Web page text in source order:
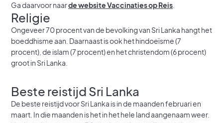
Ga daarvoor naarde website Vaccinaties op Reis
Religie
Ongeveer 70 procent van de bevolking van Sri Lanka hangt het
boeddhisme aan. Daarnaast is ook het hindoeïsme (7
procent), de islam (7 procent) en het christendom (6 procent)
groot in Sri Lanka.
Beste reistijd Sri Lanka
De beste reistijd voor Sri Lanka is in de maanden februari en
maart. In die maanden is het in het hele land aangenaam weer.